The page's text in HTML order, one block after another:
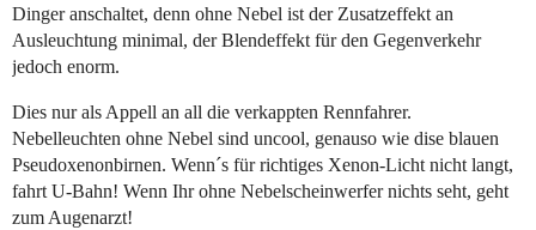
Dinger anschaltet, denn ohne Nebel ist der Zusatzeffekt an
Ausleuchtung minimal, der Blendeffekt für den Gegenverkehr
jedoch enorm.
Dies nur als Appell an all die verkappten Rennfahrer.
Nebelleuchten ohne Nebel sind uncool, genauso wie dise blauen
Pseudoxenonbirnen. Wenn´s für richtiges Xenon-Licht nicht langt,
fahrt U-Bahn! Wenn Ihr ohne Nebelscheinwerfer nichts seht, geht
zum Augenarzt!